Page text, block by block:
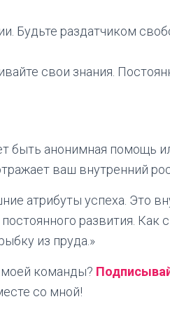
Будьте раздатчиком
свои знания.
быть анонимная помощь
ваш внутренний
атрибуты успеха. Это
развития. Как
из пруда.»
моей команды?
со мной!